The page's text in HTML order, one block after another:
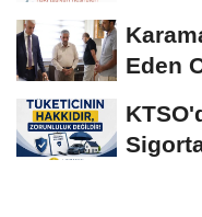
Eden